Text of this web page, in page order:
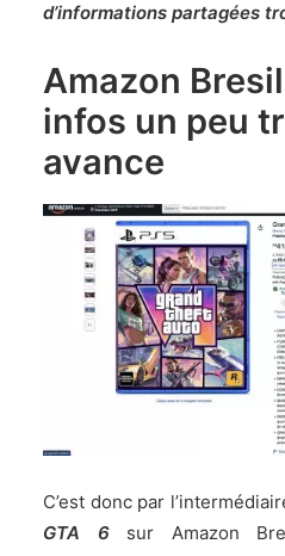
d’informations partagées
Amazon
infos un peu
avance
C’est donc par
GTA 6sur Amazon